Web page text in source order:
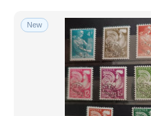
New